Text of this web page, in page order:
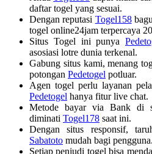
daftar togel yang sesuai.
Dengan reputasi Togel158
togel online24jam terpercaya
Situs Togel ini punya
asosiasi lotre dunia terkenal.
Gabung situs kami, menang
potongan Pedetogel potluar.
Agen togel perlu layanan
Pedetogel hanya fitur live chat.
Metode bayar via Bank di
diminati Togel178 saat ini.
Dengan situs responsif,
Sabatoto mudah bagi pengguna.
Setiap penjudi togel bisa